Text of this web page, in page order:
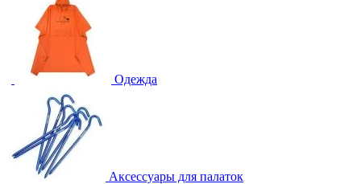
Одежда
Аксессуары для палаток